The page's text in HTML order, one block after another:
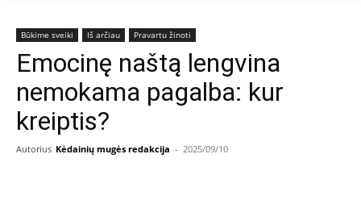
Būkime sveiki Iš arčiau Pravartu žinoti
Emocinę naštą lengvina
nemokama pagalba: kur
kreiptis?
Autorius Kėdainių mugės redakcija - 2025/09/10